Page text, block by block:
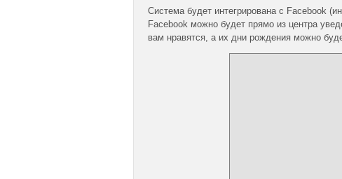
Система будет интегрирована с Facebook
Facebook можно будет прямо из центра
вам нравятся, а их дни рождения можно